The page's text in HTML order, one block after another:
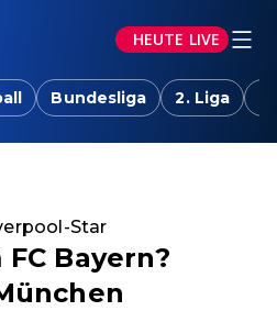
HEUTE LIVE
Bundesliga 2. Liga
Star
Bayern?